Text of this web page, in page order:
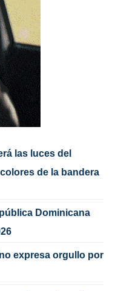
las luces del
de la bandera
Dominicana
expresa orgullo por